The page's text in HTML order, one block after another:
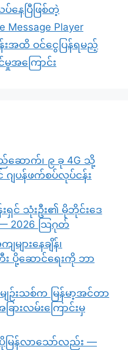
နေပြီဖြစ်တဲ့
Message Player
အထိ ဝင်ငွေပြန်ရမည့်
မှုအကြောင်း
ဆောက်၊ ၉ ခု 4G သို့
ပန်ဖက်စပ်လုပ်ငန်း
ရှင် သုံးဦး၏ မိုဘိုင်းဒေ
2026 သြဂုတ်
ားနေချိန်၊
း ပို့ဆောင်ရေးကို ဘာ
ျဉ်းသစ်က မြန်မာ့အင်တာ
းလမ်းကြောင်းမှ
ပိုမြန်လာသော်လည်း —